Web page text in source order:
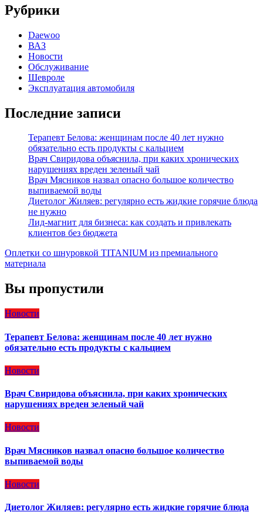
Рубрики
Daewoo
ВАЗ
Новости
Обслуживание
Шевроле
Эксплуатация автомобиля
Последние записи
Терапевт Белова: женщинам после 40 лет нужно
обязательно есть продукты с кальцием
Врач Свиридова объяснила, при каких хронических
нарушениях вреден зеленый чай
Врач Мясников назвал опасно большое количество
выпиваемой воды
Диетолог Жиляев: регулярно есть жидкие горячие блюда
не нужно
Лид-магнит для бизнеса: как создать и привлекать
клиентов без бюджета
Оплетки со шнуровкой TITANIUM из премиального
материала
Вы пропустили
Новости
Терапевт Белова: женщинам после 40 лет нужно
обязательно есть продукты с кальцием
Новости
Врач Свиридова объяснила, при каких хронических
нарушениях вреден зеленый чай
Новости
Врач Мясников назвал опасно большое количество
выпиваемой воды
Новости
Диетолог Жиляев: регулярно есть жидкие горячие блюда